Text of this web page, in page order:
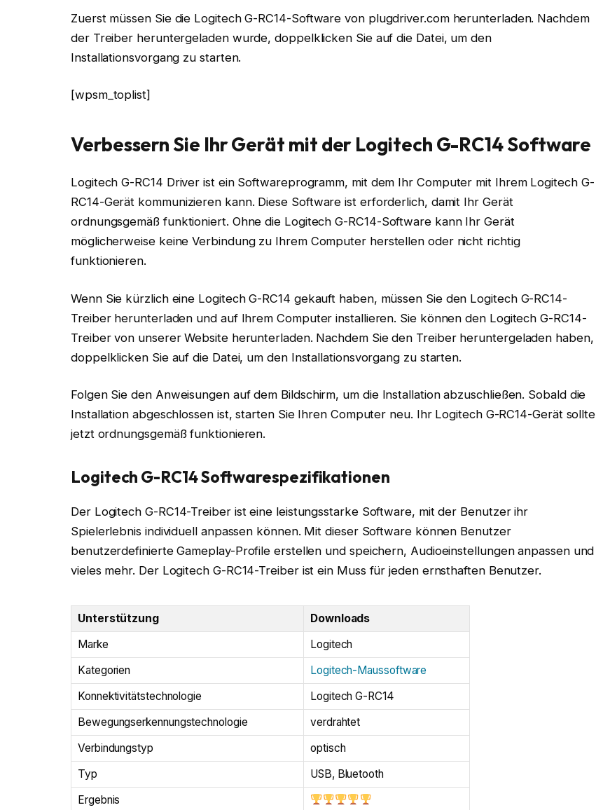
Zuerst müssen Sie die Logitech G-RC14-Software von plugdriver.com herunterladen. Nachdem
der Treiber heruntergeladen wurde, doppelklicken Sie auf die Datei, um den
Installationsvorgang zu starten.
[wpsm_toplist]
Verbessern Sie Ihr Gerät mit der Logitech G-RC14 Software
Logitech G-RC14 Driver ist ein Softwareprogramm, mit dem Ihr Computer mit Ihrem Logitech G-
RC14-Gerät kommunizieren kann. Diese Software ist erforderlich, damit Ihr Gerät
ordnungsgemäß funktioniert. Ohne die Logitech G-RC14-Software kann Ihr Gerät
möglicherweise keine Verbindung zu Ihrem Computer herstellen oder nicht richtig
funktionieren.
Wenn Sie kürzlich eine Logitech G-RC14 gekauft haben, müssen Sie den Logitech G-RC14-
Treiber herunterladen und auf Ihrem Computer installieren. Sie können den Logitech G-RC14-
Treiber von unserer Website herunterladen. Nachdem Sie den Treiber heruntergeladen haben,
doppelklicken Sie auf die Datei, um den Installationsvorgang zu starten.
Folgen Sie den Anweisungen auf dem Bildschirm, um die Installation abzuschließen. Sobald die
Installation abgeschlossen ist, starten Sie Ihren Computer neu. Ihr Logitech G-RC14-Gerät sollte
jetzt ordnungsgemäß funktionieren.
Logitech G-RC14 Softwarespezifikationen
Der Logitech G-RC14-Treiber ist eine leistungsstarke Software, mit der Benutzer ihr
Spielerlebnis individuell anpassen können. Mit dieser Software können Benutzer
benutzerdefinierte Gameplay-Profile erstellen und speichern, Audioeinstellungen anpassen und
vieles mehr. Der Logitech G-RC14-Treiber ist ein Muss für jeden ernsthaften Benutzer.
Unterstützung
Downloads
Marke
Logitech
Kategorien
Logitech-Maussoftware
Konnektivitätstechnologie
Logitech G-RC14
Bewegungserkennungstechnologie
verdrahtet
Verbindungstyp
optisch
Typ
USB, Bluetooth
Ergebnis